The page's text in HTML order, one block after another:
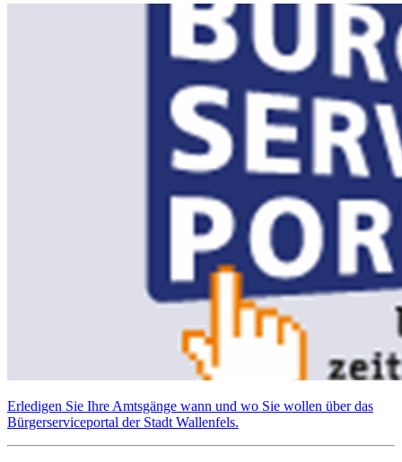
Erledigen Sie Ihre Amtsgänge wann und wo Sie wollen über das
Bürgerserviceportal der Stadt Wallenfels.